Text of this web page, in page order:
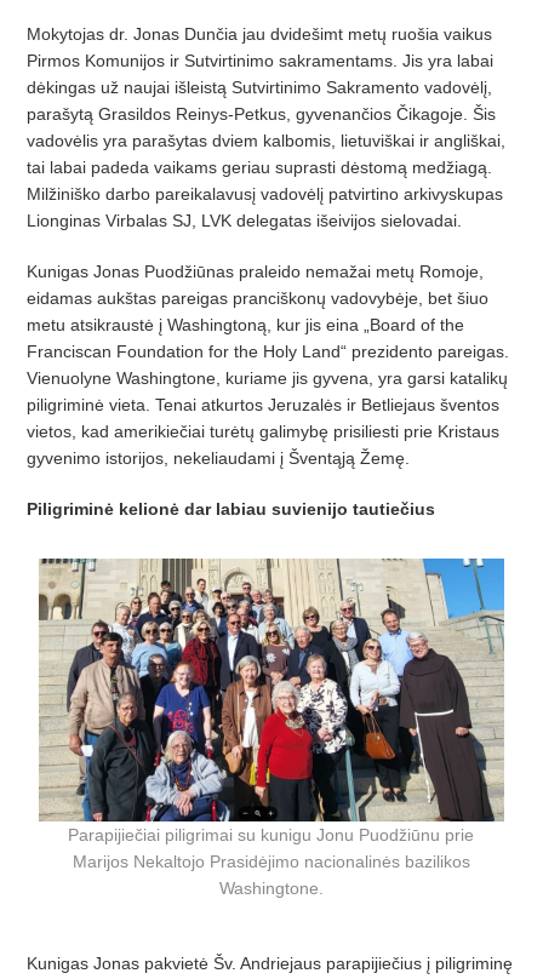
Mokytojas dr. Jonas Dunčia jau dvidešimt metų ruošia vaikus
Pirmos Komunijos ir Sutvirtinimo sakramentams. Jis yra labai
dėkingas už naujai išleistą Sutvirtinimo Sakramento vadovėlį,
parašytą Grasildos Reinys-Petkus, gyvenančios Čikagoje. Šis
vadovėlis yra parašytas dviem kalbomis, lietuviškai ir angliškai,
tai labai padeda vaikams geriau suprasti dėstomą medžiagą.
Milžiniško darbo pareikalavusį vadovėlį patvirtino arkivyskupas
Lionginas Virbalas SJ, LVK delegatas išeivijos sielovadai.
Kunigas Jonas Puodžiūnas praleido nemažai metų Romoje,
eidamas aukštas pareigas pranciškonų vadovybėje, bet šiuo
metu atsikraustė į Washingtoną, kur jis eina „Board of the
Franciscan Foundation for the Holy Land“ prezidento pareigas.
Vienuolyne Washingtone, kuriame jis gyvena, yra garsi katalikų
piligriminė vieta. Tenai atkurtos Jeruzalės ir Betliejaus šventos
vietos, kad amerikiečiai turėtų galimybę prisiliesti prie Kristaus
gyvenimo istorijos, nekeliaudami į Šventąją Žemę.
Piligriminė kelionė dar labiau suvienijo tautiečius
Parapijiečiai piligrimai su kunigu Jonu Puodžiūnu prie
Marijos Nekaltojo Prasidėjimo nacionalinės bazilikos
Washingtone.
Kunigas Jonas pakvietė Šv. Andriejaus parapijiečius į piligriminę